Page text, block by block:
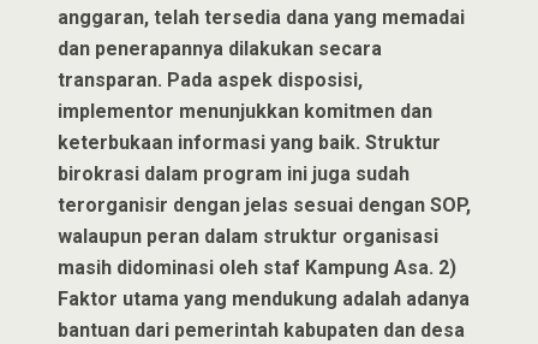
anggaran, telah tersedia dana yang memadai
dan penerapannya dilakukan secara
transparan. Pada aspek disposisi,
implementor menunjukkan komitmen dan
keterbukaan informasi yang baik. Struktur
birokrasi dalam program ini juga sudah
terorganisir dengan jelas sesuai dengan SOP,
walaupun peran dalam struktur organisasi
masih didominasi oleh staf Kampung Asa. 2)
Faktor utama yang mendukung adalah adanya
bantuan dari pemerintah kabupaten dan desa